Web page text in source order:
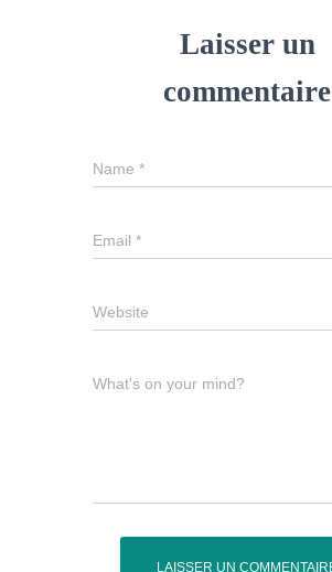
Laisser un
commentaire
Name *
Email *
Website
What's on your mind?